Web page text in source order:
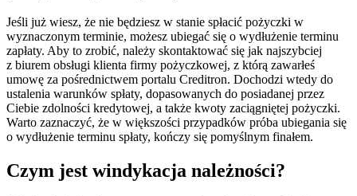
Jeśli już wiesz, że nie będziesz w stanie spłacić pożyczki w
wyznaczonym terminie, możesz ubiegać się o wydłużenie terminu
zapłaty. Aby to zrobić, należy skontaktować się jak najszybciej
z biurem obsługi klienta firmy pożyczkowej, z którą zawarłeś
umowę za pośrednictwem portalu Creditron. Dochodzi wtedy do
ustalenia warunków spłaty, dopasowanych do posiadanej przez
Ciebie zdolności kredytowej, a także kwoty zaciągniętej pożyczki.
Warto zaznaczyć, że w większości przypadków próba ubiegania się
o wydłużenie terminu spłaty, kończy się pomyślnym finałem.
Czym jest windykacja należności?